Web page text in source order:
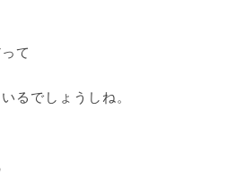
て
るでしょうしね。